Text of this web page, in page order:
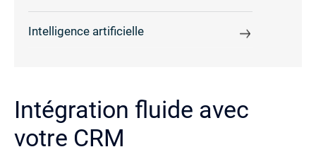
Intelligence artificielle
Intégration fluide avec
votre CRM